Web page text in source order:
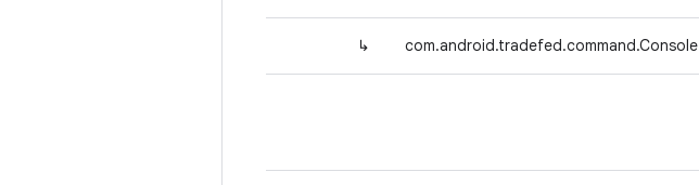
↳ com.android.tradefed.command.Console